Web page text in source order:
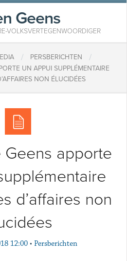
Geens
VOLKSVERTEGENWOORDIGER
/ PERSBERICHTEN /
UN APPUI SUPPLÉMENTAIRE
NON ÉLUCIDÉES
Geens apporte
d’affaires non
12:00 • Persberichten